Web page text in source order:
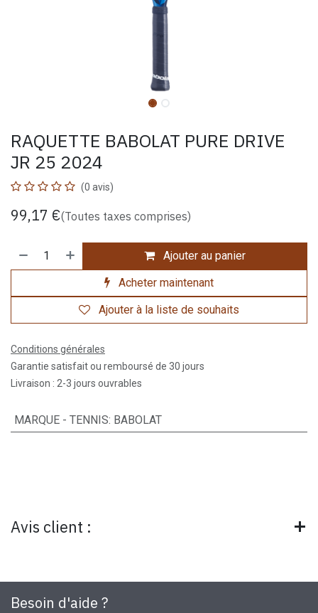
RAQUETTE BABOLAT PURE DRIVE
JR 25 2024
(0 avis)
99,17 €(Toutes taxes comprises)
Ajouter au panier
Acheter maintenant
Ajouter à la liste de souhaits
Conditions générales
Garantie satisfait ou remboursé de 30 jours
Livraison : 2-3 jours ouvrables
MARQUE - TENNIS: BABOLAT
Avis client :
Besoin d'aide ?